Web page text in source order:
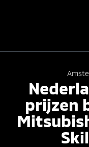
prijzen